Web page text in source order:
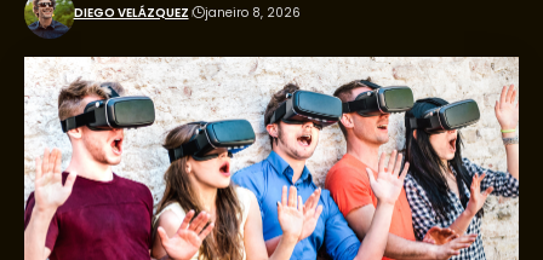
DIEGO VELÁZQUEZ janeiro 8, 2026